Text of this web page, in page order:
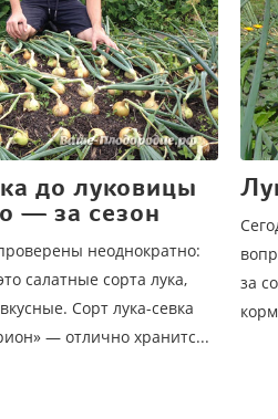
до луковицы
— за сезон
неоднократно:
салатные сорта лука,
Сорт лука-севка
— отлично хранитс...
за